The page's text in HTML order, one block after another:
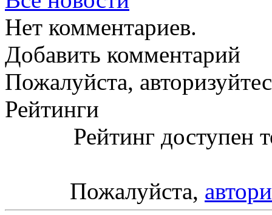
Нет комментариев.
Добавить комментарий
Пожалуйста,
Рейтинги
Рейтинг доступен
Пожалуйста,